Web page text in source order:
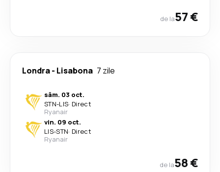
de la57 €
Londra- Lisabona 7 zile
sâm. 03 oct.
STN-LIS· Direct
Ryanair
vin. 09 oct.
LIS-STN· Direct
Ryanair
de la58 €